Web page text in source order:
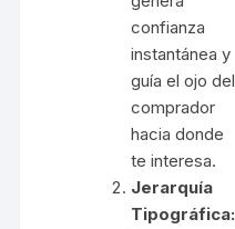
confianza
instantánea y
guía el ojo del
comprador
hacia donde
te interesa.
Jerarquía
Tipográfica: